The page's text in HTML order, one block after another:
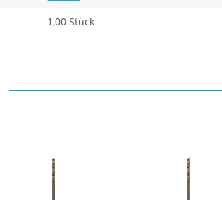
1,00 Stück